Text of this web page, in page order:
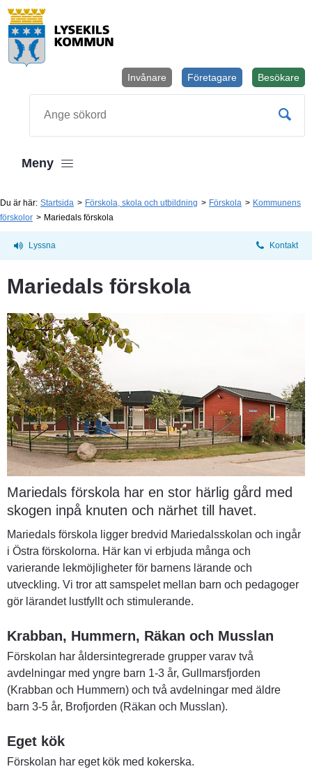
Besökare
Företagare
Invånare
Meny
Du är här: Startsida Förskola, skola och utbildning Förskola
Kommunens
förskolor
Mariedals förskola
Lyssna Kontakt
Mariedals förskola
Mariedals förskola har en stor härlig gård med
skogen inpå knuten och närhet till havet.
Mariedals förskola ligger bredvid Mariedalsskolan och ingår
i Östra förskolorna. Här kan vi erbjuda många och
varierande lekmöjligheter för barnens lärande och
utveckling. Vi tror att samspelet mellan barn och pedagoger
gör lärandet lustfyllt och stimulerande.
Krabban, Hummern, Räkan och Musslan
Förskolan har åldersintegrerade grupper varav två
avdelningar med yngre barn 1-3 år, Gullmarsfjorden
(Krabban och Hummern) och två avdelningar med äldre
barn 3-5 år, Brofjorden (Räkan och Musslan).
Eget kök
Förskolan har eget kök med kokerska.